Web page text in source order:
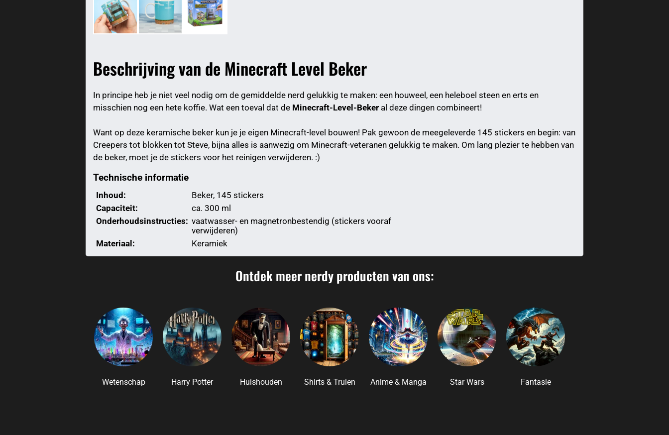
Beschrijving van de Minecraft Level Beker
In principe heb je niet veel nodig om de gemiddelde nerd gelukkig te maken: een houweel, een heleboel steen en erts en
misschien nog een hete koffie. Wat een toeval dat de Minecraft-Level-Beker al deze dingen combineert!
Want op deze keramische beker kun je je eigen Minecraft-level bouwen! Pak gewoon de meegeleverde 145 stickers en begin: van
Creepers tot blokken tot Steve, bijna alles is aanwezig om Minecraft-veteranen gelukkig te maken. Om lang plezier te hebben van
de beker, moet je de stickers voor het reinigen verwijderen. :)
Technische informatie
Inhoud:
Beker, 145 stickers
Capaciteit:
ca. 300 ml
Onderhoudsinstructies: vaatwasser- en magnetronbestendig (stickers vooraf
verwijderen)
Materiaal:
Keramiek
Ontdek meer nerdy producten van ons:
Wetenschap Harry Potter Huishouden Shirts & Truien Anime & Manga Star Wars Fantasie